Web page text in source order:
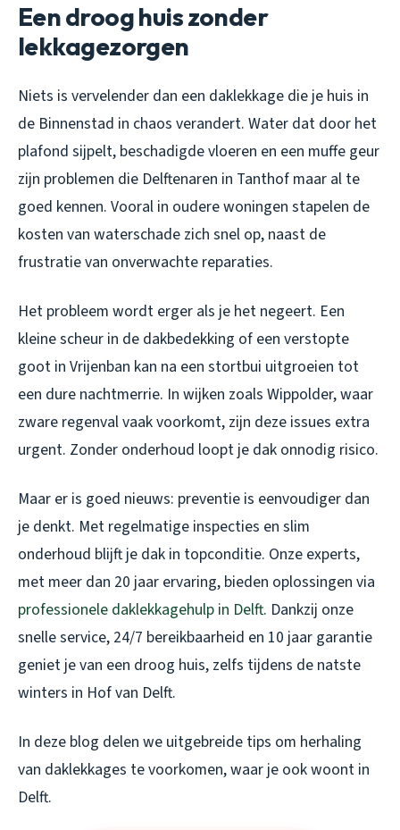
Een droog huis zonder
lekkagezorgen
Niets is vervelender dan een daklekkage die je huis in
de Binnenstad in chaos verandert. Water dat door het
plafond sijpelt, beschadigde vloeren en een muffe geur
zijn problemen die Delftenaren in Tanthof maar al te
goed kennen. Vooral in oudere woningen stapelen de
kosten van waterschade zich snel op, naast de
frustratie van onverwachte reparaties.
Het probleem wordt erger als je het negeert. Een
kleine scheur in de dakbedekking of een verstopte
goot in Vrijenban kan na een stortbui uitgroeien tot
een dure nachtmerrie. In wijken zoals Wippolder, waar
zware regenval vaak voorkomt, zijn deze issues extra
urgent. Zonder onderhoud loopt je dak onnodig risico.
Maar er is goed nieuws: preventie is eenvoudiger dan
je denkt. Met regelmatige inspecties en slim
onderhoud blijft je dak in topconditie. Onze experts,
met meer dan 20 jaar ervaring, bieden oplossingen via
professionele daklekkagehulp in Delft. Dankzij onze
snelle service, 24/7 bereikbaarheid en 10 jaar garantie
geniet je van een droog huis, zelfs tijdens de natste
winters in Hof van Delft.
In deze blog delen we uitgebreide tips om herhaling
van daklekkages te voorkomen, waar je ook woont in
Delft.